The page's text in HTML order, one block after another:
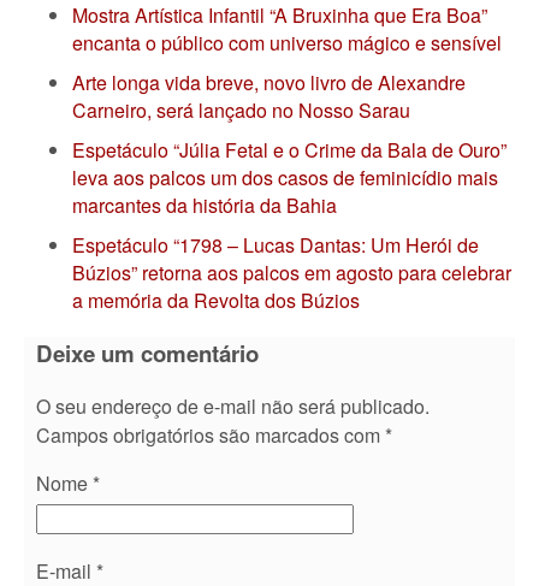
Mostra Artística Infantil “A Bruxinha que Era Boa”
encanta o público com universo mágico e sensível
Arte longa vida breve, novo livro de Alexandre
Carneiro, será lançado no Nosso Sarau
Espetáculo “Júlia Fetal e o Crime da Bala de Ouro”
leva aos palcos um dos casos de feminicídio mais
marcantes da história da Bahia
Espetáculo “1798 – Lucas Dantas: Um Herói de
Búzios” retorna aos palcos em agosto para celebrar
a memória da Revolta dos Búzios
Deixe um comentário
O seu endereço de e-mail não será publicado.
Campos obrigatórios são marcados com *
Nome *
E-mail *